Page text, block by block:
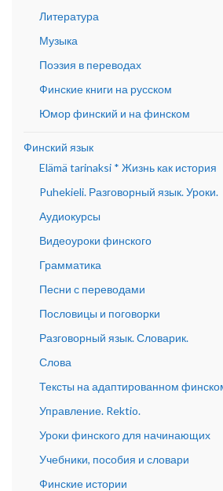
Литература
Музыка
Поэзия в переводах
Финские книги на русском
Юмор финский и на финском
Финский язык
Elämä tarinaksi * Жизнь как история
Puhekieli. Разговорный язык. Уроки.
Аудиокурсы
Видеоуроки финского
Грамматика
Песни с переводами
Пословицы и поговорки
Разговорный язык. Словарик.
Слова
Тексты на адаптированном
Управление. Rektio.
Уроки финского для начинающих
Учебники, пособия и словари
Финские истории